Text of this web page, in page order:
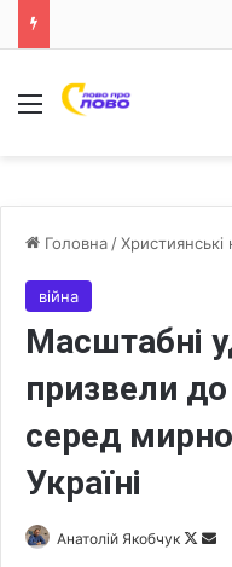
Меню
Головна /Християнські
війна
Масштабні
призвели
серед
Україні
Анатолій Якобчук
F